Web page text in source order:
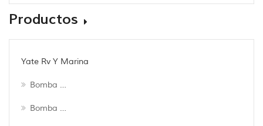
Productos
Yate Rv Y Marina
Bomba De Achique
Bomba De Lavado